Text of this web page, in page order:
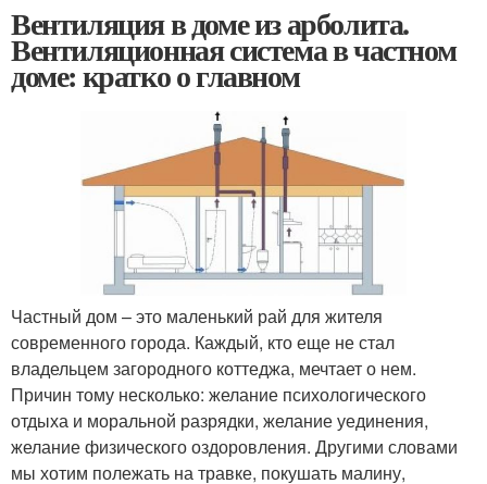
Вентиляция в доме из арболита.
Вентиляционная система в частном
доме: кратко о главном
Частный дом – это маленький рай для жителя
современного города. Каждый, кто еще не стал
владельцем загородного коттеджа, мечтает о нем.
Причин тому несколько: желание психологического
отдыха и моральной разрядки, желание уединения,
желание физического оздоровления. Другими словами
мы хотим полежать на травке, покушать малину,